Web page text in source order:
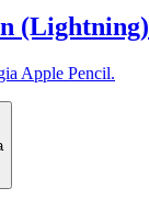
(Lightning)
Apple Pencil.